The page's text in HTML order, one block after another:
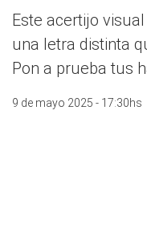
Este acertijo
una letra distinta
Pon a prueba tus
9 de mayo 2025 - 17:30hs